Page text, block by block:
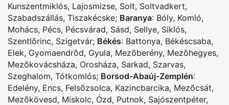
Kunszentmiklós, Lajosmizse, Solt, Soltvadkert,
Szabadszállás, Tiszakécske; Baranya: Bóly, Komló,
Mohács, Pécs, Pécsvárad, Sásd, Sellye, Siklós,
Szentlõrinc, Szigetvár; Békés: Battonya, Békéscsaba,
Elek, Gyomaendrõd, Gyula, Mezõberény, Mezõhegyes,
Mezõkovácsháza, Orosháza, Sarkad, Szarvas,
Szeghalom, Tótkomlós; Borsod-Abaúj-Zemplén:
Edelény, Encs, Felsõzsolca, Kazincbarcika, Mezõcsát,
Mezõkövesd, Miskolc, Ózd, Putnok, Sajószentpéter,